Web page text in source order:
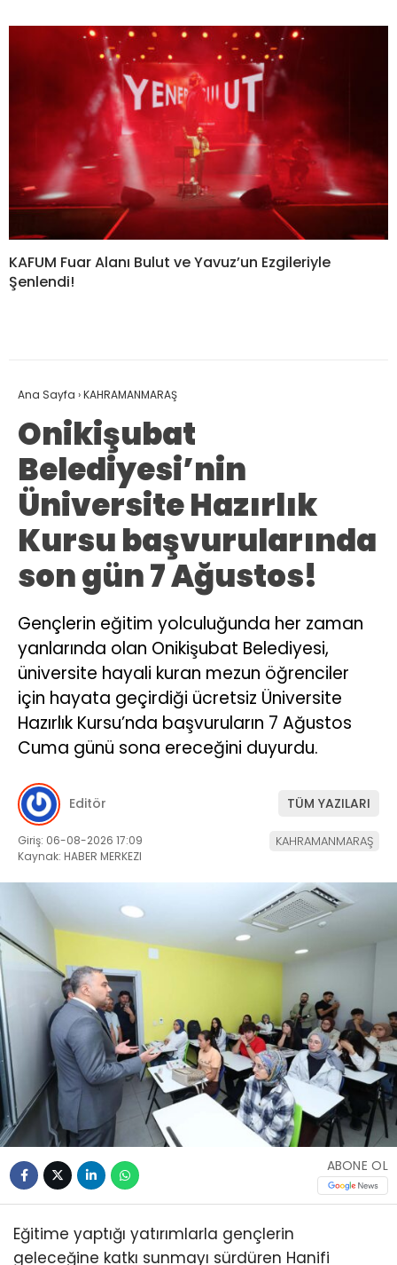
KAFUM Fuar Alanı Bulut ve Yavuz’un Ezgileriyle
Şenlendi!
Ana Sayfa ›KAHRAMANMARAŞ
Onikişubat
Belediyesi’nin
Üniversite Hazırlık
Kursu başvurularında
son gün 7 Ağustos!
Gençlerin eğitim yolculuğunda her zaman
yanlarında olan Onikişubat Belediyesi,
üniversite hayali kuran mezun öğrenciler
için hayata geçirdiği ücretsiz Üniversite
Hazırlık Kursu’nda başvuruların 7 Ağustos
Cuma günü sona ereceğini duyurdu.
Editör TÜM YAZILARI
Giriş: 06-08-2026 17:09
Kaynak: HABER MERKEZI
KAHRAMANMARAŞ
ABONE OL
Eğitime yaptığı yatırımlarla gençlerin
geleceğine katkı sunmayı sürdüren Hanifi